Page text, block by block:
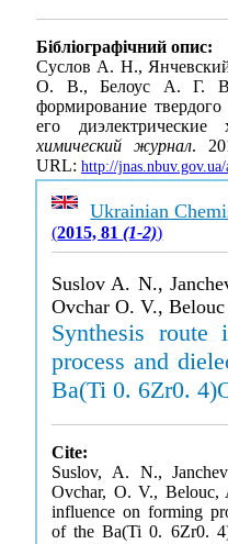
Бібліографічний опис:
Суслов А. Н.,
О. В., Белоуc А. Г.
формирование
его диэлектрические
химический журнал.
URL: http://
Ukrainian
(2015, 81(1-2))
Suslov A. N.,
Ovchar O. V.,
Synthesis route
process and
Ba(Ti 0. 6Zr0.
Cite:
Suslov, A. N.,
Ovchar, O. V., Belouc,
influence on forming
of the Ba(Ti 0. 6Zr0.